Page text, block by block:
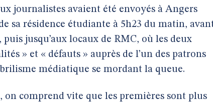
journalistes avaient été envoyés à Angers
sa résidence étudiante à 5h23 du matin,
jusqu’aux locaux de RMC, où les deux
» et « défauts » auprès de l’un des patrons
médiatique se mordant la queue.
on comprend vite que les premières sont plus